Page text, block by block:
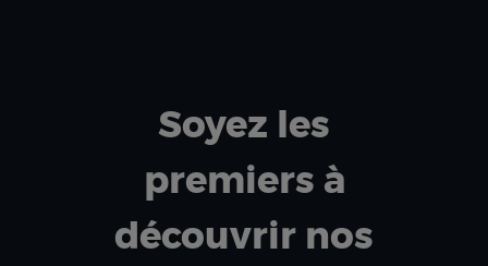
Soyez les
premiers à
découvrir nos